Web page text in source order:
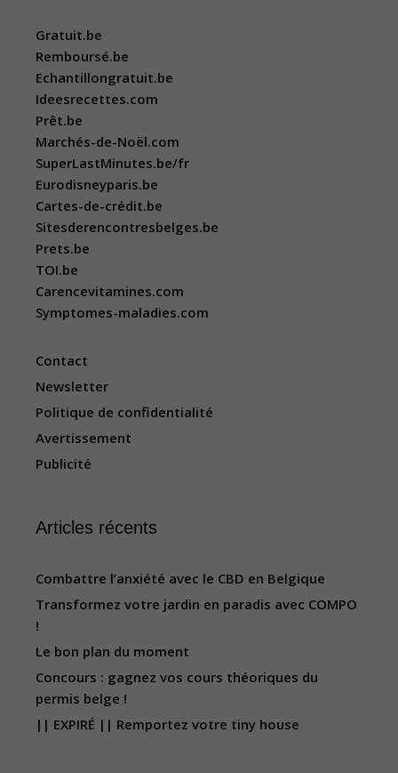
Gratuit.be
Remboursé.be
Echantillongratuit.be
Ideesrecettes.com
Prêt.be
Marchés-de-Noël.com
SuperLastMinutes.be/fr
Eurodisneyparis.be
Cartes-de-crédit.be
Sitesderencontresbelges.be
Prets.be
TOI.be
Carencevitamines.com
Symptomes-maladies.com
Contact
Newsletter
Politique de confidentialité
Avertissement
Publicité
Articles récents
Combattre l’anxiété avec le CBD en Belgique
Transformez votre jardin en paradis avec COMPO
!
Le bon plan du moment
Concours : gagnez vos cours théoriques du
permis belge !
|| EXPIRÉ || Remportez votre tiny house